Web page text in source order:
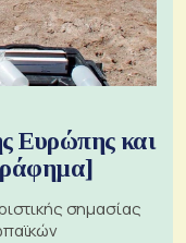
Ευρώπης και
σημασίας